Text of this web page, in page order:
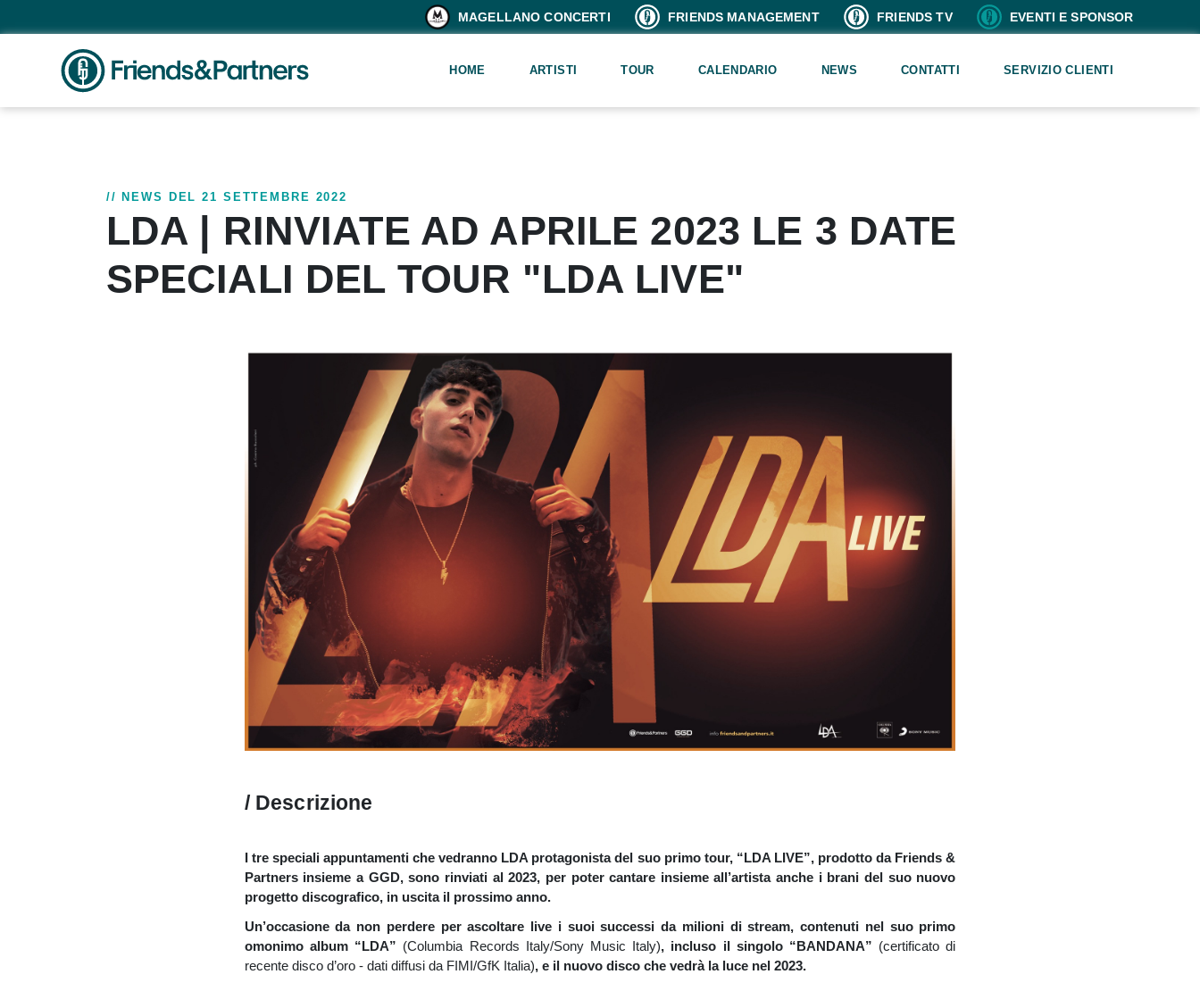
MAGELLANO CONCERTI FRIENDS MANAGEMENT FRIENDS TV EVENTI E SPONSOR
HOME ARTISTI TOUR CALENDARIO NEWS CONTATTI SERVIZIO CLIENTI
// NEWS DEL 21 SETTEMBRE 2022
LDA | RINVIATE AD APRILE 2023 LE 3 DATE
SPECIALI DEL TOUR "LDA LIVE"
/ Descrizione
I tre speciali appuntamenti che vedranno LDA protagonista del suo primo tour, “LDA LIVE”, prodotto da Friends &
Partners insieme a GGD, sono rinviati al 2023, per poter cantare insieme all’artista anche i brani del suo nuovo
progetto discografico, in uscita il prossimo anno.
Un’occasione da non perdere per ascoltare live i suoi successi da milioni di stream, contenuti nel suo primo
omonimo album “LDA” (Columbia Records Italy/Sony Music Italy), incluso il singolo “BANDANA” (certificato di
recente disco d’oro - dati diffusi da FIMI/GfK Italia), e il nuovo disco che vedrà la luce nel 2023.